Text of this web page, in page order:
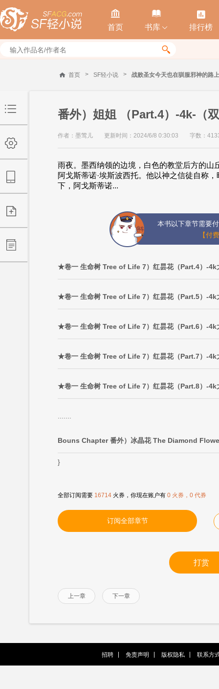

首页

书库 

排行榜

首页 > SF轻小说 > 战败圣女今天也在驯服邪神的路上
番外）姐姐 （Part.4）-4k-（
作者：墨莺儿 更新时间：2024/6/8 0:30:03 字数：
雨夜。墨西纳领的边境，白色的教堂后方的
阿戈斯蒂诺·埃斯波西托。他以神之信徒自称
下，阿戈斯蒂诺...
本书以下章节需要
【付
★卷一 生命树 Tree of Life 7）红昙花（Part.4）-4k
★卷一 生命树 Tree of Life 7）红昙花（Part.5）-4k
★卷一 生命树 Tree of Life 7）红昙花（Part.6）-4k
★卷一 生命树 Tree of Life 7）红昙花（Part.7）-4k
★卷一 生命树 Tree of Life 7）红昙花（Part.8）-4k
Bouns Chapter 番外）冰晶花 The Diamond
}
全部订阅需要 16714 火券，你现在账户有 0 火券，0 代券
订阅全部章节
打赏
上一章 下一章
招聘 免责声明 版权隐私 联系方